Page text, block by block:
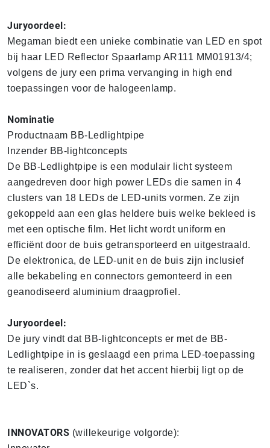
Juryoordeel:
Megaman biedt een unieke combinatie van LED en spot
bij haar LED Reflector Spaarlamp AR111 MM01913/4;
volgens de jury een prima vervanging in high end
toepassingen voor de halogeenlamp.
Nominatie
Productnaam BB-Ledlightpipe
Inzender BB-lightconcepts
De BB-Ledlightpipe is een modulair licht systeem
aangedreven door high power LEDs die samen in 4
clusters van 18 LEDs de LED-units vormen. Ze zijn
gekoppeld aan een glas heldere buis welke bekleed is
met een optische film. Het licht wordt uniform en
efficiënt door de buis getransporteerd en uitgestraald.
De elektronica, de LED-unit en de buis zijn inclusief
alle bekabeling en connectors gemonteerd in een
geanodiseerd aluminium draagprofiel.
Juryoordeel:
De jury vindt dat BB-lightconcepts er met de BB-
Ledlightpipe in is geslaagd een prima LED-toepassing
te realiseren, zonder dat het accent hierbij ligt op de
LED`s.
INNOVATORS (willekeurige volgorde):